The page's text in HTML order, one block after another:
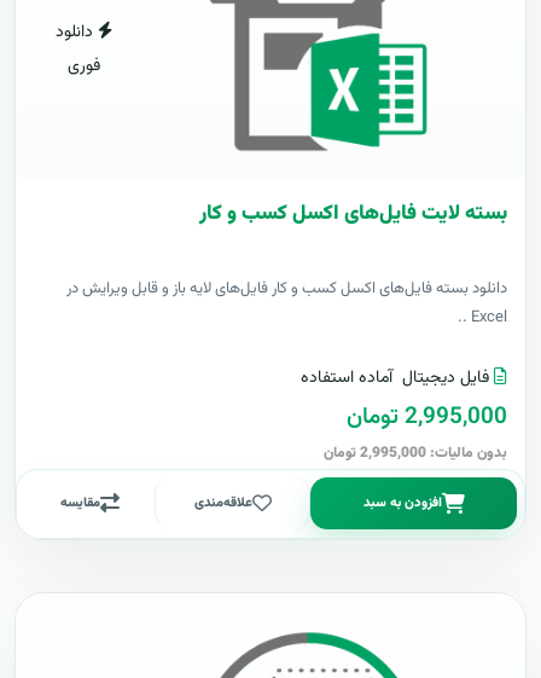
دانلود
فوری
بسته لایت فایل‌های اکسل کسب و کار
دانلود بسته فایل‌های اکسل کسب و کار فایل‌های لایه باز و قابل ویرایش در
Excel ..
فایل دیجیتال آماده استفاده
2,995,000 تومان
بدون مالیات: 2,995,000 تومان
افزودن به سبد علاقه‌مندی مقایسه